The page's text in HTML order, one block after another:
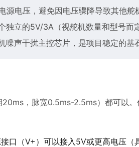
源电压，避免因电压骤降导致其他舵
独立的5V/3A（视舵机数量和型号而
声干扰主控芯片，是项目稳定的基
，脉宽0.5ms-2.5ms）都可以
口（V+）可以接入5V或更高电压（